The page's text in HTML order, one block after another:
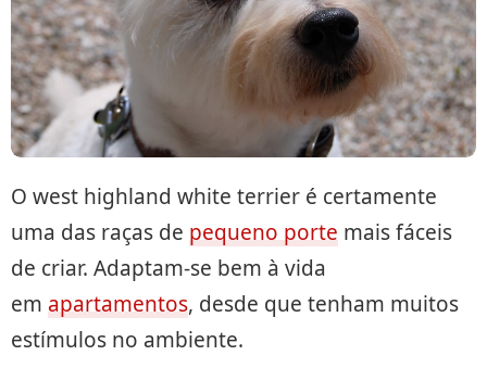
O west highland white terrier é certamente
uma das raças de pequeno porte mais fáceis
de criar. Adaptam-se bem à vida
em apartamentos, desde que tenham muitos
estímulos no ambiente.